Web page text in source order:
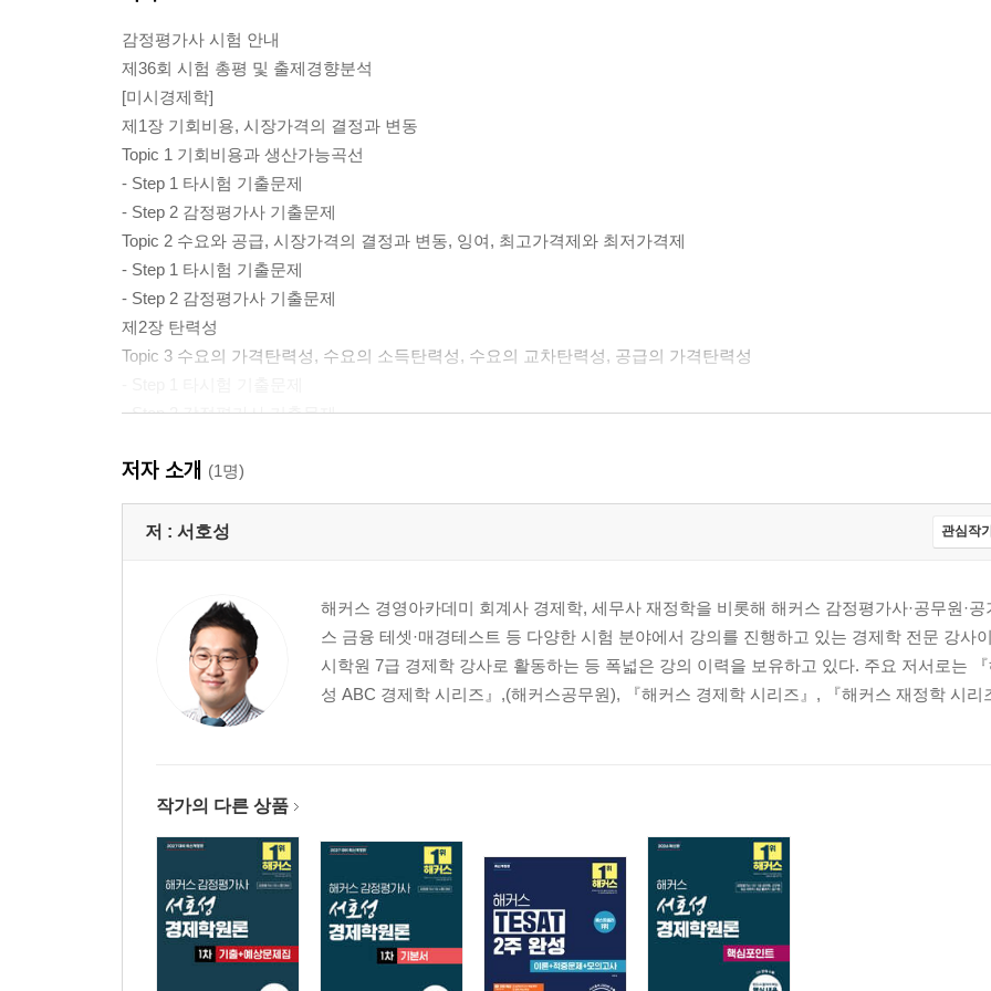
감정평가사 시험 안내
제36회 시험 총평 및 출제경향분석
[미시경제학]
제1장 기회비용, 시장가격의 결정과 변동
Topic 1 기회비용과 생산가능곡선
- Step 1 타시험 기출문제
- Step 2 감정평가사 기출문제
Topic 2 수요와 공급, 시장가격의 결정과 변동, 잉여, 최고가격제와 최저가격제
- Step 1 타시험 기출문제
- Step 2 감정평가사 기출문제
제2장 탄력성
Topic 3 수요의 가격탄력성, 수요의 소득탄력성, 수요의 교차탄력성, 공급의 가격탄력성
- Step 2 감정평가사 기출문제
Topic 4 한계효용이론
- Step 1 타시험 기출문제
Topic 5 무차별곡선이론(1) - 기본이론
Topic 6 무차별곡선이론(2) - 사회보장제도, 2기간모형, 여가-소득모형
- Step 1 타시험 기출문제
- Step 2 감정평가사 기출문제
Topic 7 현시선호이론, 기대효용이론
- Step 1 타시험 기출문제
Topic 8 생산자이론
- Step 1 타시험 기출문제
- Step 2 감정평가사 기출문제
제5장 시장이론
Topic 9 완전경쟁시장
- Step 1 타시험 기출문제
저자 소개 (1명)
저 : 서호성 관심작
해커스 경영아카데미 회계사 경제학, 세무사 재정학을 비롯해 해커스 감정평가사·공무원·
스 금융 테셋·매경테스트 등 다양한 시험 분야에서 강의를 진행하고 있는 경제학 전문 강사
시학원 7급 경제학 강사로 활동하는 등 폭넓은 강의 이력을 보유하고 있다. 주요 저서로는
성 ABC 경제학 시리즈』,(해커스공무원), 『해커스 경제학 시리즈』, 『해커스 재정학 시리
작가의 다른 상품